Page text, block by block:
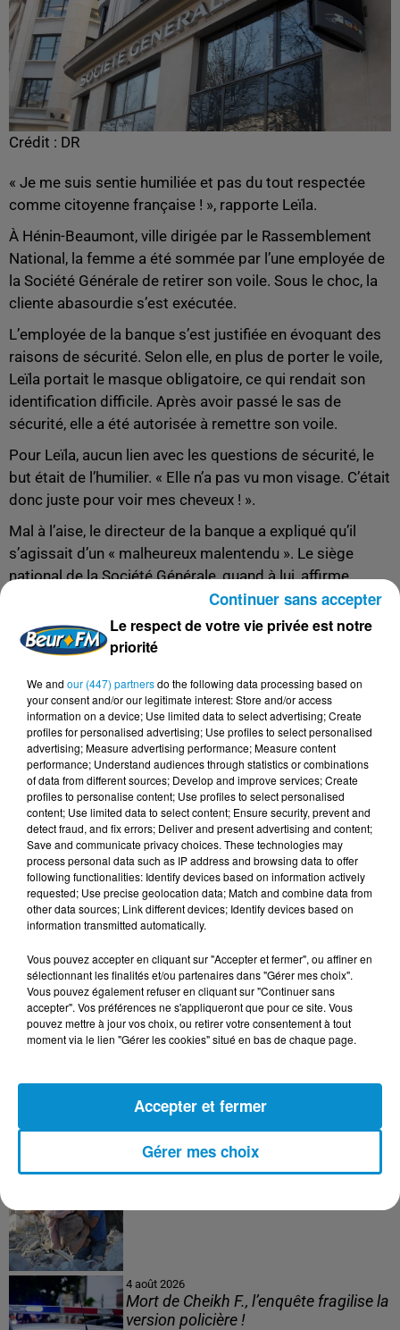
Crédit : DR
« Je me suis sentie humiliée et pas du tout respectée
comme citoyenne française ! », rapporte Leïla.
À Hénin-Beaumont, ville dirigée par le Rassemblement
National, la femme a été sommée par l’une employée de
la Société Générale de retirer son voile. Sous le choc, la
cliente abasourdie s’est exécutée.
L’employée de la banque s’est justifiée en évoquant des
raisons de sécurité. Selon elle, en plus de porter le voile,
Leïla portait le masque obligatoire, ce qui rendait son
identification difficile. Après avoir passé le sas de
sécurité, elle a été autorisée à remettre son voile.
Pour Leïla, aucun lien avec les questions de sécurité, le
but était de l’humilier. « Elle n’a pas vu mon visage. C’était
donc juste pour voir mes cheveux ! ».
Mal à l’aise, le directeur de la banque a expliqué qu’il
s’agissait d’un « malheureux malentendu ». Le siège
national de la Société Générale, quand à lui, affirme
respecter des « consignes de sécurité qui imposent à
toute personne (…) de se présenter à visage découvert
pour pouvoir être identifiée. (…) Cela est représenté par
Banques ».
Une plainte contre X pour « discrimination à raison de la
religion, refus d’un bien ou d’un service dans un lieu
accueillant du public ou pour en interdire l’accès » a été
déposée par Leïla.
FIL D'ACTUS
7 août 2026
5 août 2026
Maroc et la Tunisie...
4 août 2026
Mort de Cheikh F., l’enquête fragilise la
version policière !
Le respect de votre vie privée est notre
priorité
We and our (447) partnersdo the following data processing based on
your consent and/or our legitimate interest: Store and/or access
information on a device; Use limited data to select advertising; Create
profiles for personalised advertising; Use profiles to select personalised
advertising; Measure advertising performance; Measure content
performance; Understand audiences through statistics or combinations
of data from different sources; Develop and improve services; Create
profiles to personalise content; Use profiles to select personalised
content; Use limited data to select content; Ensure security, prevent and
detect fraud, and fix errors; Deliver and present advertising and content;
Save and communicate privacy choices. These technologies may
process personal data such as IP address and browsing data to offer
following functionalities: Identify devices based on information actively
requested; Use precise geolocation data; Match and combine data from
other data sources; Link different devices; Identify devices based on
information transmitted automatically.
Vous pouvez accepter en cliquant sur "Accepter et fermer", ou affiner en
sélectionnant les finalités et/ou partenaires dans "Gérer mes choix".
Vous pouvez également refuser en cliquant sur "Continuer sans
accepter". Vos préférences ne s'appliqueront que pour ce site. Vous
pouvez mettre à jour vos choix, ou retirer votre consentement à tout
moment via le lien "Gérer les cookies" situé en bas de chaque page.
Gérer mes choix
Accepter et fermer
Continuer sans accepter